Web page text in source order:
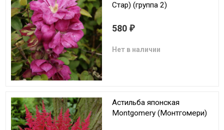
Стар) (группа 2)
580 ₽
Нет в наличии
Астильба японская
Montgomery (Монтгомери)